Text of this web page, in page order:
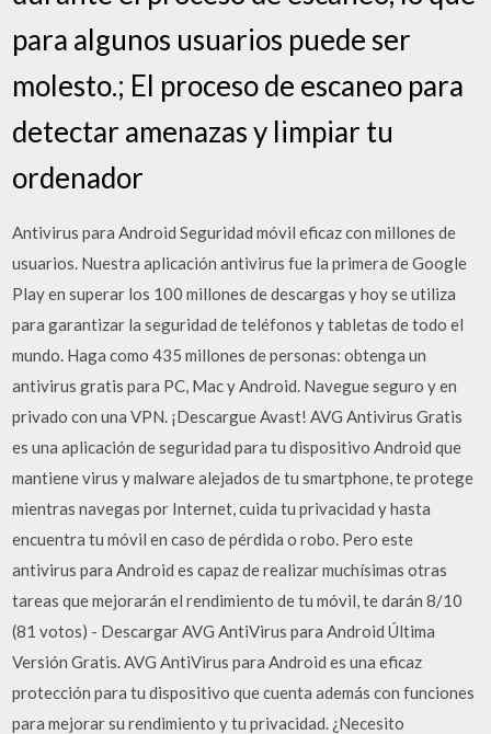
para algunos usuarios puede ser
molesto.; El proceso de escaneo para
detectar amenazas y limpiar tu
ordenador
Antivirus para Android Seguridad móvil eficaz con millones de
usuarios. Nuestra aplicación antivirus fue la primera de Google
Play en superar los 100 millones de descargas y hoy se utiliza
para garantizar la seguridad de teléfonos y tabletas de todo el
mundo. Haga como 435 millones de personas: obtenga un
antivirus gratis para PC, Mac y Android. Navegue seguro y en
privado con una VPN. ¡Descargue Avast! AVG Antivirus Gratis
es una aplicación de seguridad para tu dispositivo Android que
mantiene virus y malware alejados de tu smartphone, te protege
mientras navegas por Internet, cuida tu privacidad y hasta
encuentra tu móvil en caso de pérdida o robo. Pero este
antivirus para Android es capaz de realizar muchísimas otras
tareas que mejorarán el rendimiento de tu móvil, te darán 8/10
(81 votos) - Descargar AVG AntiVirus para Android Última
Versión Gratis. AVG AntiVirus para Android es una eficaz
protección para tu dispositivo que cuenta además con funciones
para mejorar su rendimiento y tu privacidad. ¿Necesito